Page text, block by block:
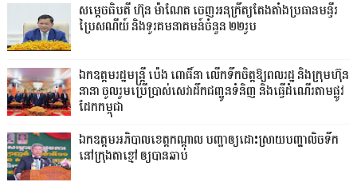
សម្តេចធិបតី ហ៊ុន ម៉ាណែត ចេញអនុក្រឹត្យតែងតាំងប្រធានមន្ទីរ
ប្រៃសណីយ៍ និងទូរគមនាគមន៍ចំនួន ២២រូប
ឯកឧត្តមរដ្ឋមន្ត្រី ប៉េង ពោធិ៍នា លើកទឹកចិត្តឱ្យពលរដ្ឋ និងក្រុមហ៊ុន
នានា ចូលរួមប្រើប្រាស់សេវាដឹកជញ្ជូនទំនិញ និងធ្វើដំណើរតាមផ្លូវ
ដែកកម្ពុជា
ឯកឧត្តមអភិបាលខេត្តកណ្ដាល បញ្ជាឲ្យដោះស្រាយបញ្ហាលិចទឹក
នៅក្រុងតាខ្មៅ ឲ្យបានឆាប់